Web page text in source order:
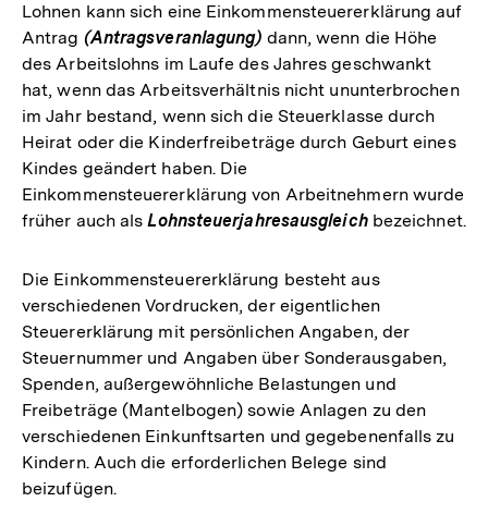
Lohnen kann sich eine Einkommensteuererklärung auf
Antrag (Antragsveranlagung) dann, wenn die Höhe
des Arbeitslohns im Laufe des Jahres geschwankt
hat, wenn das Arbeitsverhältnis nicht ununterbrochen
im Jahr bestand, wenn sich die Steuerklasse durch
Heirat oder die Kinderfreibeträge durch Geburt eines
Kindes geändert haben. Die
Einkommensteuererklärung von Arbeitnehmern wurde
früher auch alsLohnsteuerjahresausgleichbezeichnet.
Die Einkommensteuererklärung besteht aus
verschiedenen Vordrucken, der eigentlichen
Steuererklärung mit persönlichen Angaben, der
Steuernummer und Angaben über Sonderausgaben,
Spenden, außergewöhnliche Belastungen und
Freibeträge (Mantelbogen) sowie Anlagen zu den
verschiedenen Einkunftsarten und gegebenenfalls zu
Kindern. Auch die erforderlichen Belege sind
beizufügen.